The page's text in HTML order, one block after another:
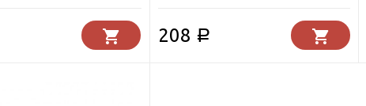
208 Р